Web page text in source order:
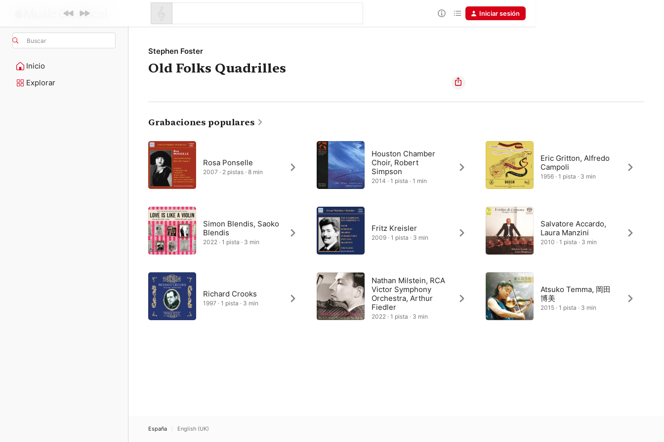
Buscar
Inicio
Explorar
Iniciar sesión
Stephen Foster
Old Folks Quadrilles
Grabaciones populares
Rosa Ponselle
2007 · 2 pistas · 8 min
Simon Blendis, Saoko
Blendis
2022 · 1 pista · 3 min
Richard Crooks
1997 · 1 pista · 3 min
Houston Chamber
Choir, Robert
Simpson
2014 · 1 pista · 1 min
Fritz Kreisler
2009 · 1 pista · 3 min
Nathan Milstein, RCA
Victor Symphony
Orchestra, Arthur
Fiedler
2022 · 1 pista · 3 min
Eric Gritton, Alfredo
Campoli
1956 · 1 pista · 3 min
Salvatore Accardo,
Laura Manzini
2010 · 1 pista · 3 min
Atsuko Temma, 岡田
博美
2015 · 1 pista · 3 min
España English (UK)